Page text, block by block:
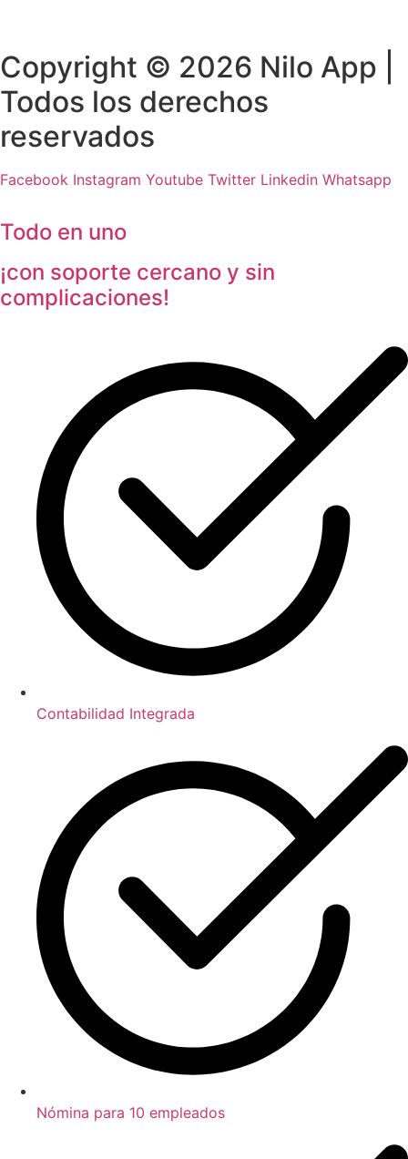
Copyright © 2026 Nilo App |
Todos los derechos
reservados
Facebook Instagram Youtube Twitter Linkedin Whatsapp
Todo en uno
¡con soporte cercano y sin
complicaciones!
Contabilidad Integrada
Nómina para 10 empleados